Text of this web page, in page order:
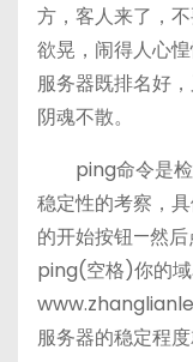
方，客人来了，
欲晃，闹得人心
服务器既排名好
阴魂不散。
ping命令是检
稳定性的考察，
的开始按钮—然
ping(空格)你的
服务器的稳定程